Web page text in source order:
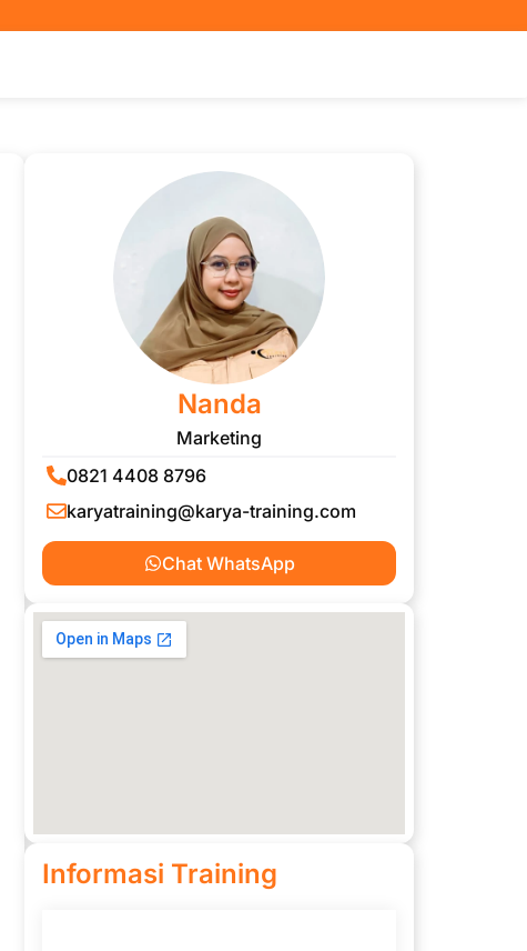
Nanda
Marketing
0821 4408 8796
karyatraining@karya-training.com
Chat WhatsApp
Informasi Training